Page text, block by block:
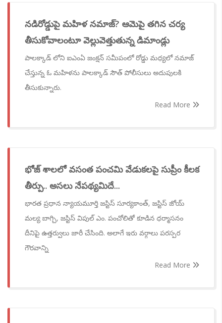
నడిరోడ్డుపై మహిళ నమాజ్? ఆమెపై తగిన చర్య
తీసుకోవాలంటూ వెల్లువెత్తుతున్న డిమాండ్లు
పాలక్కాడ్ లోని ఐఎంఏ జంక్షన్ సమీపంలో రోడ్డు మధ్యలో నమాజ్
చేస్తున్న ఓ మహిళను పాలక్కాడ్ సౌత్ పోలీసులు అదుపులకి
తీసుకున్నారు.
Read More
భోజ్ శాలలో వసంత పంచమి వేడుకలపై సుప్రీం కీలక
తీర్పు.. అసలు నేపథ్యమిదే...
భారత ప్రధాన న్యాయమూర్తి జస్టిస్ సూర్యకాంత్, జస్టిస్ జోయ్
మల్య బాగ్చి, జస్టిస్ విపుల్ ఎం. పంచోలితో కూడిన ధర్మాసనం
దీనిపై ఉత్తర్వులు జారీ చేసింది. అలాగే ఇరు వర్గాలు పరస్పర
గౌరవాన్ని
Read More